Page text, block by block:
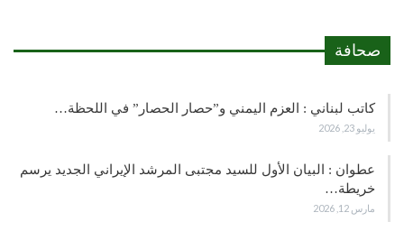
صحافة
كاتب لبناني : العزم اليمني و”حصار الحصار” في اللحظة…
يوليو 23, 2026
عطوان : البيان الأول للسيد مجتبى المرشد الإيراني الجديد يرسم
خريطة…
مارس 12, 2026